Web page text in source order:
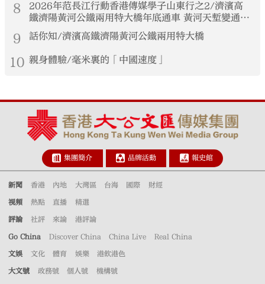
8
2026年范長江行動香港傳媒學子山東行之2/濟濱高
鐵濟陽黃河公鐵兩用特大橋年底通車 黃河天塹變通途
港生見證大國基建實力
9 話你知/濟濱高鐵濟陽黃河公鐵兩用特大橋
10 親身體驗/毫米裏的「中國速度」
集團簡介 品牌活動 報史館
新聞 香港 內地 大灣區 台海 國際 財經
視頻 熱點 直播 精選
評論 社評 來論 港評論
Go China Discover China China Live Real China
文娛 文化 體育 娛樂 港飲港色
大文號 政務號 個人號 機構號